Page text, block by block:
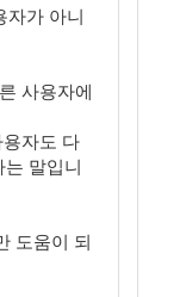
자가 아니
사용자에
용자도 다
말입니
도움이 되